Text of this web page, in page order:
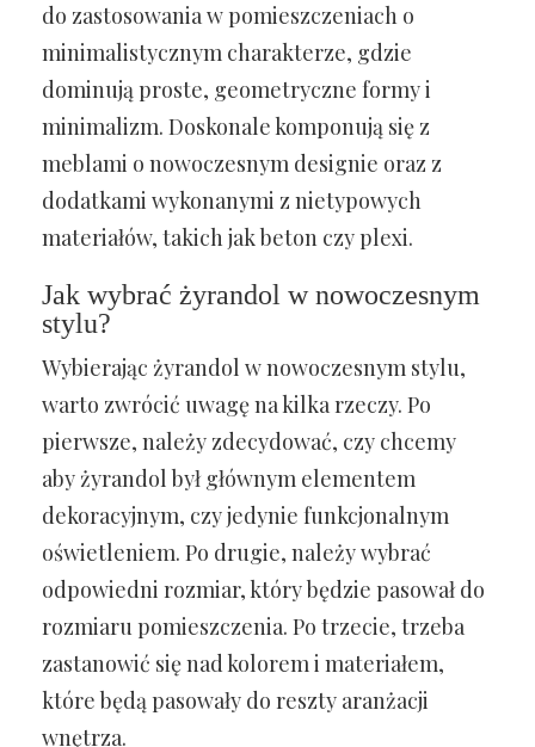
do zastosowania w pomieszczeniach o
minimalistycznym charakterze, gdzie
dominują proste, geometryczne formy i
minimalizm. Doskonale komponują się z
meblami o nowoczesnym designie oraz z
dodatkami wykonanymi z nietypowych
materiałów, takich jak beton czy plexi.
Jak wybrać żyrandol w nowoczesnym
stylu?
Wybierając żyrandol w nowoczesnym stylu,
warto zwrócić uwagę na kilka rzeczy. Po
pierwsze, należy zdecydować, czy chcemy
aby żyrandol był głównym elementem
dekoracyjnym, czy jedynie funkcjonalnym
oświetleniem. Po drugie, należy wybrać
odpowiedni rozmiar, który będzie pasował do
rozmiaru pomieszczenia. Po trzecie, trzeba
zastanowić się nad kolorem i materiałem,
które będą pasowały do reszty aranżacji
wnętrza.